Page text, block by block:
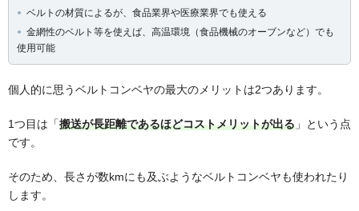
ベルトの材質によるが、食品業界や医療業界でも使える
金網性のベルト等を使えば、高温環境（食品機械のオーブンなど）でも
使用可能
個人的に思うベルトコンベヤの最大のメリットは2つあります。
1つ目は「搬送が長距離であるほどコストメリットが出る 」という点
です。
そのため、長さが数kmにも及ぶようなベルトコンベヤも使われたり
します。